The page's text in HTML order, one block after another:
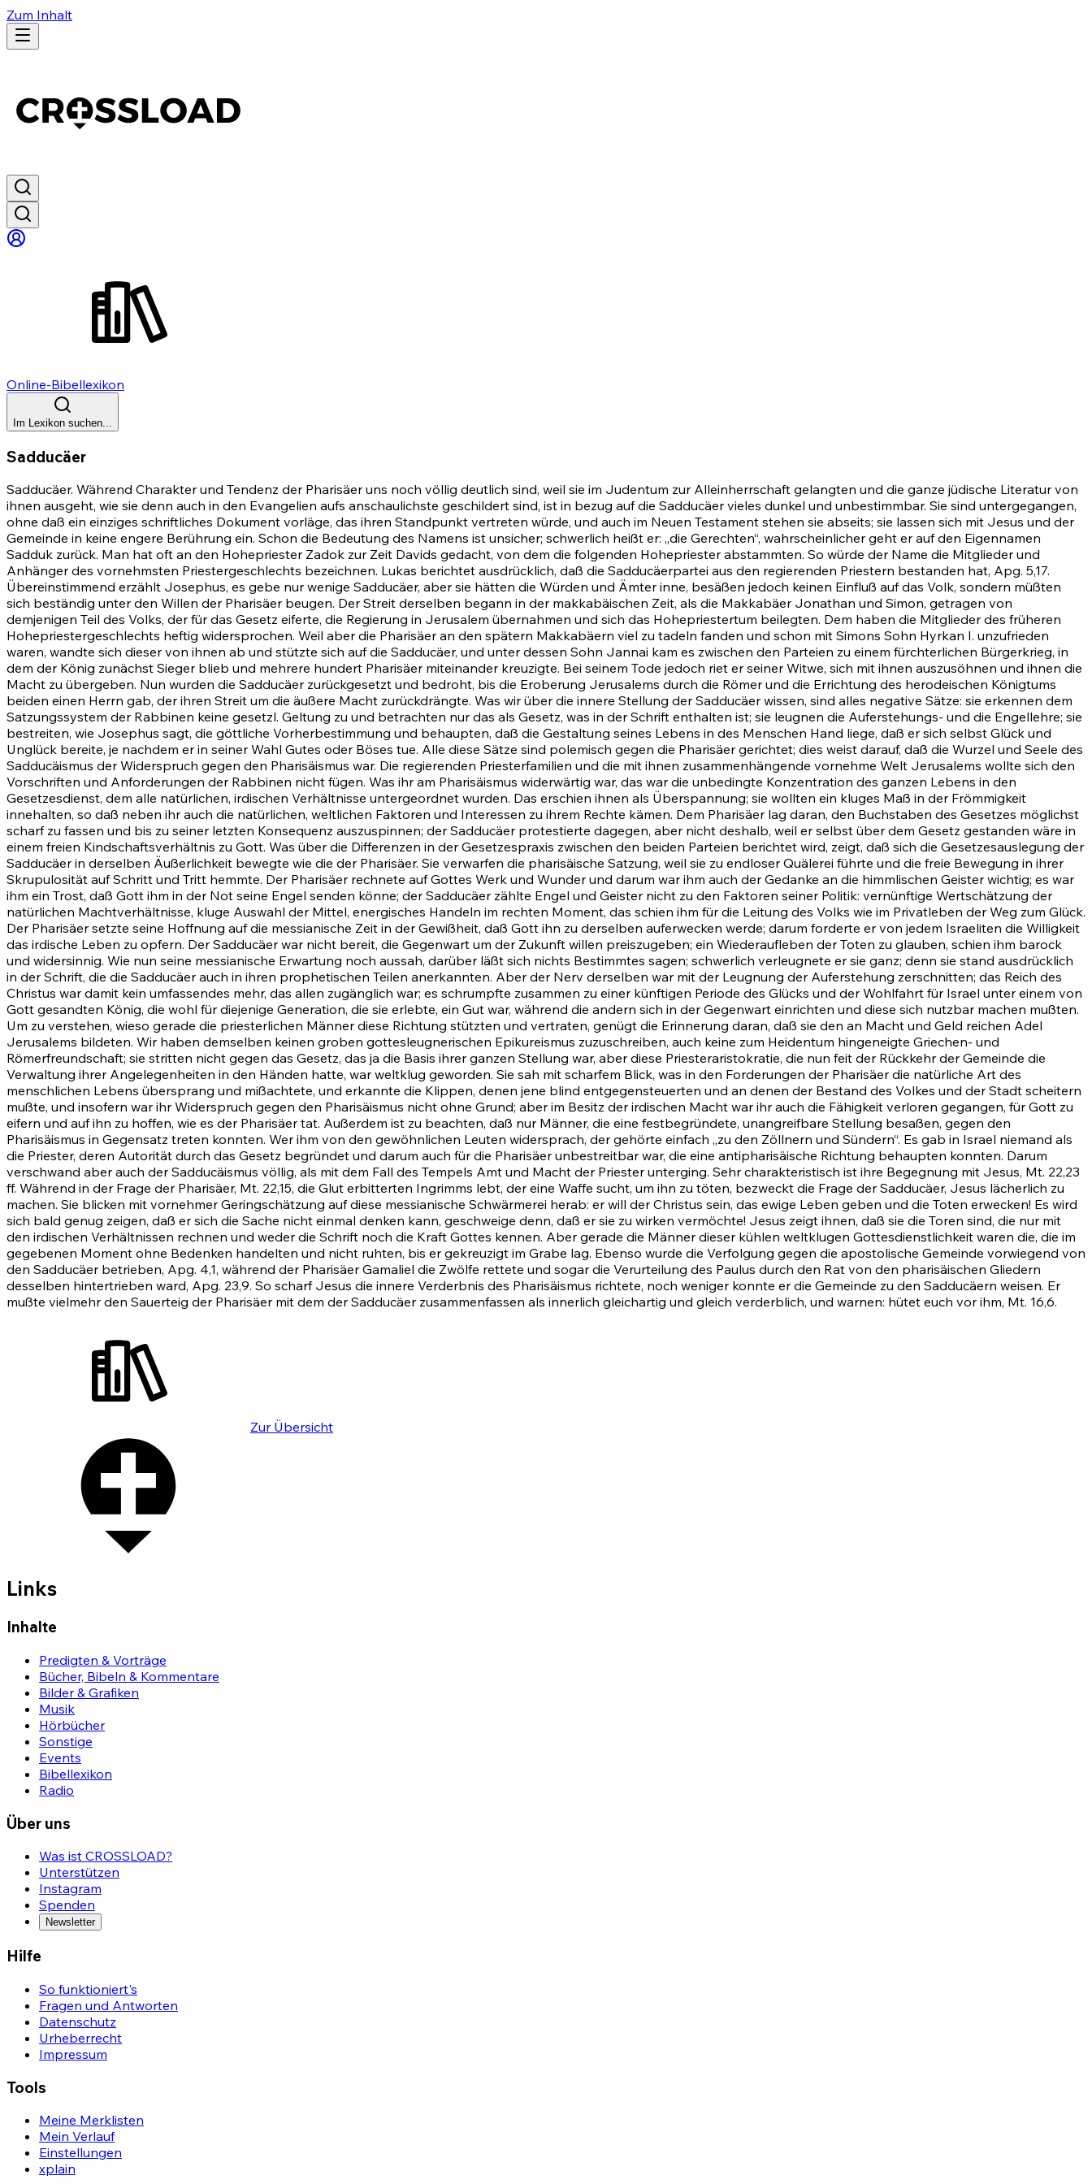
Zum Inhalt
Online-Bibellexikon
Im Lexikon suchen...
Sadducäer
Sadducäer. Während Charakter und Tendenz der Pharisäer uns noch völlig deutlich sind, weil sie im Judentum zur Alleinherrschaft gelangten und die ganze jüdische Literatur von
ihnen ausgeht, wie sie denn auch in den Evangelien aufs anschaulichste geschildert sind, ist in bezug auf die Sadducäer vieles dunkel und unbestimmbar. Sie sind untergegangen,
ohne daß ein einziges schriftliches Dokument vorläge, das ihren Standpunkt vertreten würde, und auch im Neuen Testament stehen sie abseits; sie lassen sich mit Jesus und der
Gemeinde in keine engere Berührung ein. Schon die Bedeutung des Namens ist unsicher; schwerlich heißt er: „die Gerechten“, wahrscheinlicher geht er auf den Eigennamen
Sadduk zurück. Man hat oft an den Hohepriester Zadok zur Zeit Davids gedacht, von dem die folgenden Hohepriester abstammten. So würde der Name die Mitglieder und
Anhänger des vornehmsten Priestergeschlechts bezeichnen. Lukas berichtet ausdrücklich, daß die Sadducäerpartei aus den regierenden Priestern bestanden hat, Apg. 5,17.
Übereinstimmend erzählt Josephus, es gebe nur wenige Sadducäer, aber sie hätten die Würden und Ämter inne, besäßen jedoch keinen Einfluß auf das Volk, sondern müßten
sich beständig unter den Willen der Pharisäer beugen. Der Streit derselben begann in der makkabäischen Zeit, als die Makkabäer Jonathan und Simon, getragen von
demjenigen Teil des Volks, der für das Gesetz eiferte, die Regierung in Jerusalem übernahmen und sich das Hohepriestertum beilegten. Dem haben die Mitglieder des früheren
Hohepriestergeschlechts heftig widersprochen. Weil aber die Pharisäer an den spätern Makkabäern viel zu tadeln fanden und schon mit Simons Sohn Hyrkan I. unzufrieden
waren, wandte sich dieser von ihnen ab und stützte sich auf die Sadducäer, und unter dessen Sohn Jannai kam es zwischen den Parteien zu einem fürchterlichen Bürgerkrieg, in
dem der König zunächst Sieger blieb und mehrere hundert Pharisäer miteinander kreuzigte. Bei seinem Tode jedoch riet er seiner Witwe, sich mit ihnen auszusöhnen und ihnen die
Macht zu übergeben. Nun wurden die Sadducäer zurückgesetzt und bedroht, bis die Eroberung Jerusalems durch die Römer und die Errichtung des herodeischen Königtums
beiden einen Herrn gab, der ihren Streit um die äußere Macht zurückdrängte. Was wir über die innere Stellung der Sadducäer wissen, sind alles negative Sätze: sie erkennen dem
Satzungssystem der Rabbinen keine gesetzl. Geltung zu und betrachten nur das als Gesetz, was in der Schrift enthalten ist; sie leugnen die Auferstehungs- und die Engellehre; sie
bestreiten, wie Josephus sagt, die göttliche Vorherbestimmung und behaupten, daß die Gestaltung seines Lebens in des Menschen Hand liege, daß er sich selbst Glück und
Unglück bereite, je nachdem er in seiner Wahl Gutes oder Böses tue. Alle diese Sätze sind polemisch gegen die Pharisäer gerichtet; dies weist darauf, daß die Wurzel und Seele des
Sadducäismus der Widerspruch gegen den Pharisäismus war. Die regierenden Priesterfamilien und die mit ihnen zusammenhängende vornehme Welt Jerusalems wollte sich den
Vorschriften und Anforderungen der Rabbinen nicht fügen. Was ihr am Pharisäismus widerwärtig war, das war die unbedingte Konzentration des ganzen Lebens in den
Gesetzesdienst, dem alle natürlichen, irdischen Verhältnisse untergeordnet wurden. Das erschien ihnen als Überspannung; sie wollten ein kluges Maß in der Frömmigkeit
innehalten, so daß neben ihr auch die natürlichen, weltlichen Faktoren und Interessen zu ihrem Rechte kämen. Dem Pharisäer lag daran, den Buchstaben des Gesetzes möglichst
scharf zu fassen und bis zu seiner letzten Konsequenz auszuspinnen; der Sadducäer protestierte dagegen, aber nicht deshalb, weil er selbst über dem Gesetz gestanden wäre in
einem freien Kindschaftsverhältnis zu Gott. Was über die Differenzen in der Gesetzespraxis zwischen den beiden Parteien berichtet wird, zeigt, daß sich die Gesetzesauslegung der
Sadducäer in derselben Äußerlichkeit bewegte wie die der Pharisäer. Sie verwarfen die pharisäische Satzung, weil sie zu endloser Quälerei führte und die freie Bewegung in ihrer
Skrupulosität auf Schritt und Tritt hemmte. Der Pharisäer rechnete auf Gottes Werk und Wunder und darum war ihm auch der Gedanke an die himmlischen Geister wichtig; es war
ihm ein Trost, daß Gott ihm in der Not seine Engel senden könne; der Sadducäer zählte Engel und Geister nicht zu den Faktoren seiner Politik: vernünftige Wertschätzung der
natürlichen Machtverhältnisse, kluge Auswahl der Mittel, energisches Handeln im rechten Moment, das schien ihm für die Leitung des Volks wie im Privatleben der Weg zum Glück.
Der Pharisäer setzte seine Hoffnung auf die messianische Zeit in der Gewißheit, daß Gott ihn zu derselben auferwecken werde; darum forderte er von jedem Israeliten die Willigkeit
das irdische Leben zu opfern. Der Sadducäer war nicht bereit, die Gegenwart um der Zukunft willen preiszugeben; ein Wiederaufleben der Toten zu glauben, schien ihm barock
und widersinnig. Wie nun seine messianische Erwartung noch aussah, darüber läßt sich nichts Bestimmtes sagen; schwerlich verleugnete er sie ganz; denn sie stand ausdrücklich
in der Schrift, die die Sadducäer auch in ihren prophetischen Teilen anerkannten. Aber der Nerv derselben war mit der Leugnung der Auferstehung zerschnitten; das Reich des
Christus war damit kein umfassendes mehr, das allen zugänglich war; es schrumpfte zusammen zu einer künftigen Periode des Glücks und der Wohlfahrt für Israel unter einem von
Gott gesandten König, die wohl für diejenige Generation, die sie erlebte, ein Gut war, während die andern sich in der Gegenwart einrichten und diese sich nutzbar machen mußten.
Um zu verstehen, wieso gerade die priesterlichen Männer diese Richtung stützten und vertraten, genügt die Erinnerung daran, daß sie den an Macht und Geld reichen Adel
Jerusalems bildeten. Wir haben demselben keinen groben gottesleugnerischen Epikureismus zuzuschreiben, auch keine zum Heidentum hingeneigte Griechen- und
Römerfreundschaft; sie stritten nicht gegen das Gesetz, das ja die Basis ihrer ganzen Stellung war, aber diese Priesteraristokratie, die nun feit der Rückkehr der Gemeinde die
Verwaltung ihrer Angelegenheiten in den Händen hatte, war weltklug geworden. Sie sah mit scharfem Blick, was in den Forderungen der Pharisäer die natürliche Art des
menschlichen Lebens übersprang und mißachtete, und erkannte die Klippen, denen jene blind entgegensteuerten und an denen der Bestand des Volkes und der Stadt scheitern
mußte, und insofern war ihr Widerspruch gegen den Pharisäismus nicht ohne Grund; aber im Besitz der irdischen Macht war ihr auch die Fähigkeit verloren gegangen, für Gott zu
eifern und auf ihn zu hoffen, wie es der Pharisäer tat. Außerdem ist zu beachten, daß nur Männer, die eine festbegründete, unangreifbare Stellung besaßen, gegen den
Pharisäismus in Gegensatz treten konnten. Wer ihm von den gewöhnlichen Leuten widersprach, der gehörte einfach „zu den Zöllnern und Sündern“. Es gab in Israel niemand als
die Priester, deren Autorität durch das Gesetz begründet und darum auch für die Pharisäer unbestreitbar war, die eine antipharisäische Richtung behaupten konnten. Darum
verschwand aber auch der Sadducäismus völlig, als mit dem Fall des Tempels Amt und Macht der Priester unterging. Sehr charakteristisch ist ihre Begegnung mit Jesus, Mt. 22,23
ff. Während in der Frage der Pharisäer, Mt. 22,15, die Glut erbitterten Ingrimms lebt, der eine Waffe sucht, um ihn zu töten, bezweckt die Frage der Sadducäer, Jesus lächerlich zu
machen. Sie blicken mit vornehmer Geringschätzung auf diese messianische Schwärmerei herab: er will der Christus sein, das ewige Leben geben und die Toten erwecken! Es wird
sich bald genug zeigen, daß er sich die Sache nicht einmal denken kann, geschweige denn, daß er sie zu wirken vermöchte! Jesus zeigt ihnen, daß sie die Toren sind, die nur mit
den irdischen Verhältnissen rechnen und weder die Schrift noch die Kraft Gottes kennen. Aber gerade die Männer dieser kühlen weltklugen Gottesdienstlichkeit waren die, die im
gegebenen Moment ohne Bedenken handelten und nicht ruhten, bis er gekreuzigt im Grabe lag. Ebenso wurde die Verfolgung gegen die apostolische Gemeinde vorwiegend von
den Sadducäer betrieben, Apg. 4,1, während der Pharisäer Gamaliel die Zwölfe rettete und sogar die Verurteilung des Paulus durch den Rat von den pharisäischen Gliedern
desselben hintertrieben ward, Apg. 23,9. So scharf Jesus die innere Verderbnis des Pharisäismus richtete, noch weniger konnte er die Gemeinde zu den Sadducäern weisen. Er
mußte vielmehr den Sauerteig der Pharisäer mit dem der Sadducäer zusammenfassen als innerlich gleichartig und gleich verderblich, und warnen: hütet euch vor ihm, Mt. 16,6.
Zur Übersicht
Links
Inhalte
Predigten & Vorträge
Bücher, Bibeln & Kommentare
Bilder & Grafiken
Musik
Hörbücher
Sonstige
Events
Bibellexikon
Radio
Über uns
Was ist CROSSLOAD?
Unterstützen
Instagram
Spenden
Newsletter
Hilfe
So funktioniert's
Fragen und Antworten
Datenschutz
Urheberrecht
Impressum
Tools
Meine Merklisten
Mein Verlauf
Einstellungen
xplain